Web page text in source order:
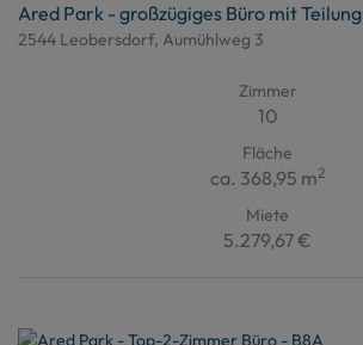
Ared Park - großzügiges Büro mit
2544 Leobersdorf, Aumühlweg 3
Zimmer
10
Fläche
ca. 368,95 m2
Miete
5.279,67 €